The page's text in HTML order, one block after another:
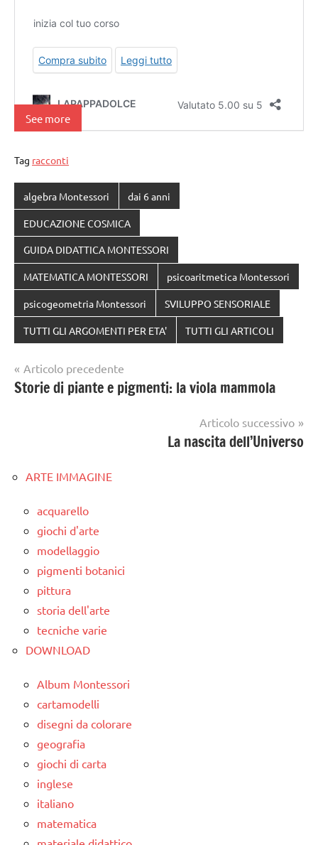
See more
Tag racconti
algebra Montessori dai 6 anni
EDUCAZIONE COSMICA
GUIDA DIDATTICA MONTESSORI
MATEMATICA MONTESSORI psicoaritmetica Montessori
psicogeometria Montessori SVILUPPO SENSORIALE
TUTTI GLI ARGOMENTI PER ETA' TUTTI GLI ARTICOLI
Navigazione
articoli
Articolo precedente
Storie di piante e pigmenti: la viola mammola
Articolo successivo
La nascita dell’Universo
ARTE IMMAGINE
acquarello
giochi d'arte
modellaggio
pigmenti botanici
pittura
storia dell'arte
tecniche varie
DOWNLOAD
Album Montessori
cartamodelli
disegni da colorare
geografia
giochi di carta
inglese
italiano
matematica